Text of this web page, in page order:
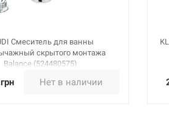
Смеситель для ванны
скрытого монтажа
Balance (524480575)
Нет в наличии